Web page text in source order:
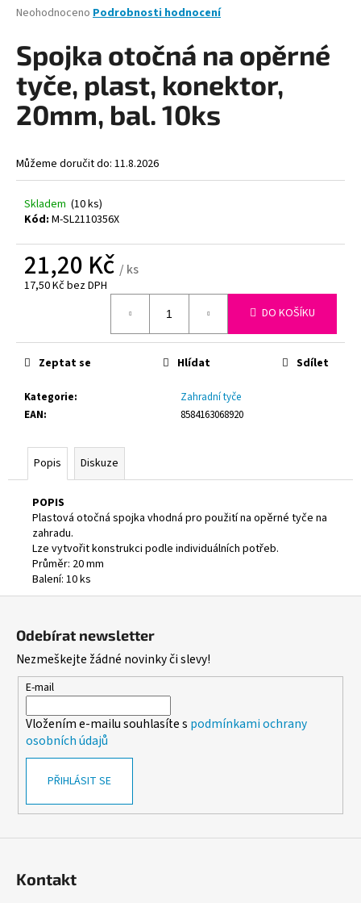
Průměrné
produktu
je
0,0
z
5
hvězdiček.
Neohodnoceno Podrobnosti hodnocení
Spojka otočná na opěrné
tyče, plast, konektor,
20mm, bal. 10ks
Můžeme doručit do: 11.8.2026
Skladem (10 ks)
Kód: M-SL2110356X
21,20 Kč / ks
17,50 Kč bez DPH
DO KOŠÍKU
Kategorie:
Zahradní tyče
EAN: 8584163068920
Zeptat se Hlídat Sdílet
Popis Diskuze
POPIS
Plastová otočná spojka vhodná pro použití na opěrné tyče na
zahradu.
Lze vytvořit konstrukci podle individuálních potřeb.
Průměr: 20 mm
Balení: 10 ks
a
j
í
t
?
D
o
p
u
ALOBAL
EXTRA-
GRIL
37,10
Odebírat newsletter
Nezmeškejte žádné novinky či slevy!
E-mail
Vložením e-mailu souhlasíte s podmínkami ochrany
osobních údajů
PŘIHLÁSIT SE
Kontakt